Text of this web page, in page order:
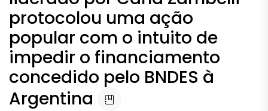
protocolou uma ação
popular com o intuito de
impedir o financiamento
concedido pelo BNDES à
Argentina